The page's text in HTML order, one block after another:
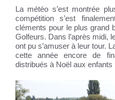
La météo s’est montrée
compétition s’est
cléments pour le plus grand
Golfeurs. Dans l’après midi,
ont pu s’amuser à leur tour.
cette année encore de
distribués à Noël aux